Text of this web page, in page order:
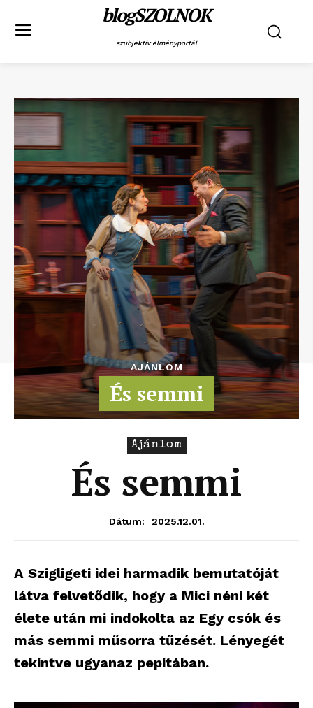
blogSZOLNOK
szubjektív élményportál
AJÁNLOM
És semmi
Ajánlom
És semmi
Dátum: 2025.12.01.
A Szigligeti idei harmadik bemutatóját
látva felvetődik, hogy a Mici néni két
élete után mi indokolta az Egy csók és
más semmi műsorra tűzését. Lényegét
tekintve ugyanaz pepitában.